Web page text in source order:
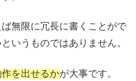
無限に冗長に書くことがで
いうものではありません。
を出せるかが大事です。